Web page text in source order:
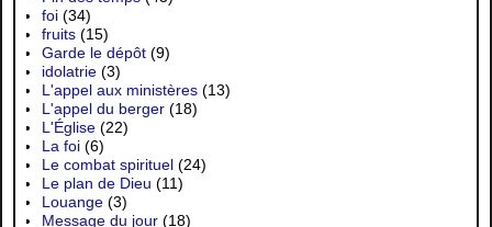
foi (34)
fruits (15)
Garde le dépôt (9)
idolatrie (3)
L'appel aux ministères (13)
L'appel du berger (18)
L'Église (22)
La foi (6)
Le combat spirituel (24)
Le plan de Dieu (11)
Louange (3)
Message du jour (18)